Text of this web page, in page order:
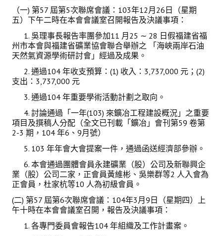
鑽禧紀念冊
學會電子報
活動專區
歷年年會
年會活動
國際交流活動
兩岸交流活動
活動照片
活動影片
（一) 第57 屆第5次聯席會議：103年12月26日（星期
五）下午二時在本會會議室召開報告及決議事項：
1. 吳理事長報告率團參加11 月25 ∼ 28 日假福建省福
州市本會與福建省礦業協會聯合舉辦之 「海峽兩岸石油
天然氣資源學術研討會」經過及成果。
2. 通過104 年收支預算：(1) 收入：3,737,000 元；(2)
支出：3,737,000 元
3. 通過104 年重要學術活動計劃之取向。
4. 討論通過「一年(103) 來鑛冶工程建設概況」之重要
項目及撰稿人分配（全文已刊載「鑛冶」會刊第59 卷第
2-3 期，104 年6、9月號）
5. 103 年年會大會提案一件，通過函送經濟部參辦。
6. 本會通過團體會員永建礦業（股）公司及新聯興企
業（股）公司二家，正會員黃維彬、吳樂群等2 人入會為
正會員，杜家杭等10 人為初級會員。
(二) 第57 屆第6次聯席會議：104年3月9日（星期四）上
午十時在本會會議室召開，報告及決議事項：
1. 各專門委員會報告104 年組織及工作計畫案。